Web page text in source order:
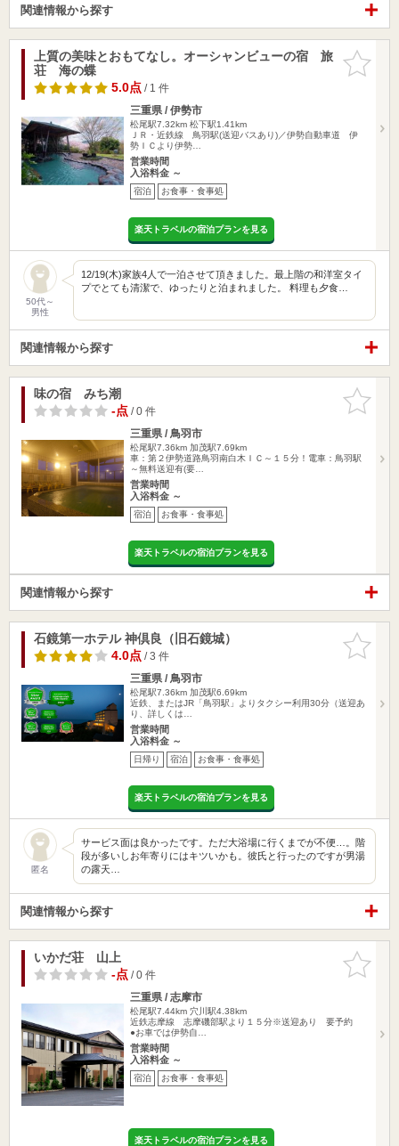
関連情報から探す
お気に入
りに追加
上質の美味とおもてなし。オーシャンビューの宿 旅
荘 海の蝶
5.0点/ 1 件
三重県 / 伊勢市
松尾駅7.32km 松下駅1.41km
ＪＲ・近鉄線 鳥羽駅(送迎バスあり)／伊勢自動車道 伊
勢ＩＣより伊勢…
営業時間
入浴料金 ～
宿泊 お食事・食事処
楽天トラベルの宿泊プランを見る
50代～
男性
12/19(木)家族4人で一泊させて頂きました。最上階の和洋室タイ
プでとても清潔で、ゆったりと泊まれました。 料理も夕食…
関連情報から探す
お気に入
りに追加
味の宿 みち潮
-点/ 0 件
三重県 / 鳥羽市
松尾駅7.36km 加茂駅7.69km
車：第２伊勢道路鳥羽南白木ＩＣ～１５分！電車：鳥羽駅
～無料送迎有(要…
営業時間
入浴料金 ～
宿泊 お食事・食事処
楽天トラベルの宿泊プランを見る
関連情報から探す
お気に入
りに追加
石鏡第一ホテル 神倶良（旧石鏡城）
4.0点/ 3 件
三重県 / 鳥羽市
松尾駅7.36km 加茂駅6.69km
近鉄、またはJR「鳥羽駅」よりタクシー利用30分（送迎あ
り、詳しくは…
営業時間
入浴料金 ～
日帰り 宿泊 お食事・食事処
楽天トラベルの宿泊プランを見る
匿名
サービス面は良かったです。ただ大浴場に行くまでが不便…。階
段が多いしお年寄りにはキツいかも。彼氏と行ったのですが男湯
の露天…
関連情報から探す
お気に入
りに追加
いかだ荘 山上
-点/ 0 件
三重県 / 志摩市
松尾駅7.44km 穴川駅4.38km
近鉄志摩線 志摩磯部駅より１５分※送迎あり 要予約
●お車では伊勢自…
営業時間
入浴料金 ～
宿泊 お食事・食事処
楽天トラベルの宿泊プランを見る